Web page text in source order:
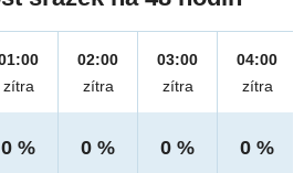
zítra
0 %
02:00
zítra
0 %
03:00
zítra
0 %
04:00
zítra
0 %